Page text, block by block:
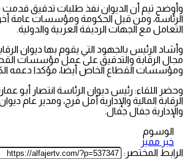
وأوضح تيم أن الديوان نفذ طلبات تدقيق
الرئاسة، ومن قبل الحكومة ومؤسسات عامة
التعامل مع الجهات الرديفة العربية والدولية.
وأشاد الرئيس بالجهود التي يقوم بها ديوان
مجال الرقابة والتدقيق على عمل مؤسسات
ومؤسسات القطاع الخاص أيضا، مؤكدا دعمه
وحضر اللقاء: رئيس ديوان الرئاسة انتصار أبو
الرقابة المالية والإدارية أمل فرج، ومدير عام ديوان
والإدارية جفال جفال.
الوسوم
خبر مميز
الرابط المختصر: